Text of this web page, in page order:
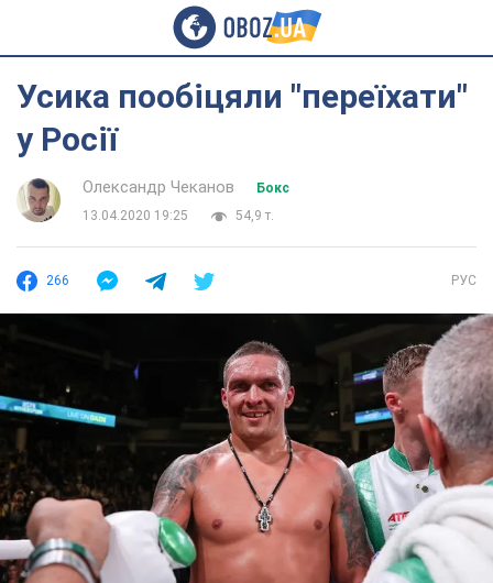
Усика пообіцяли "переїхати"
у Росії
Олександр Чеканов
Бокс
13.04.2020 19:25
54,9 т.
266 РУС